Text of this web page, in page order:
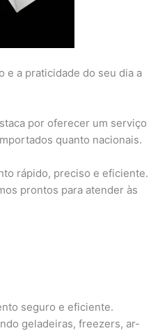
a praticidade do seu dia a
por oferecer um serviço
quanto nacionais.
rápido, preciso e eficiente.
prontos para atender às
seguro e eficiente.
geladeiras, freezers, ar-